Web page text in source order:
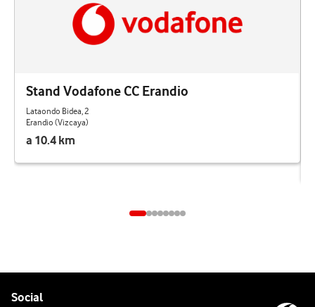
Stand Vodafone CC Erandio
Lataondo Bidea, 2
Erandio (Vizcaya)
a 10.4 km
Social